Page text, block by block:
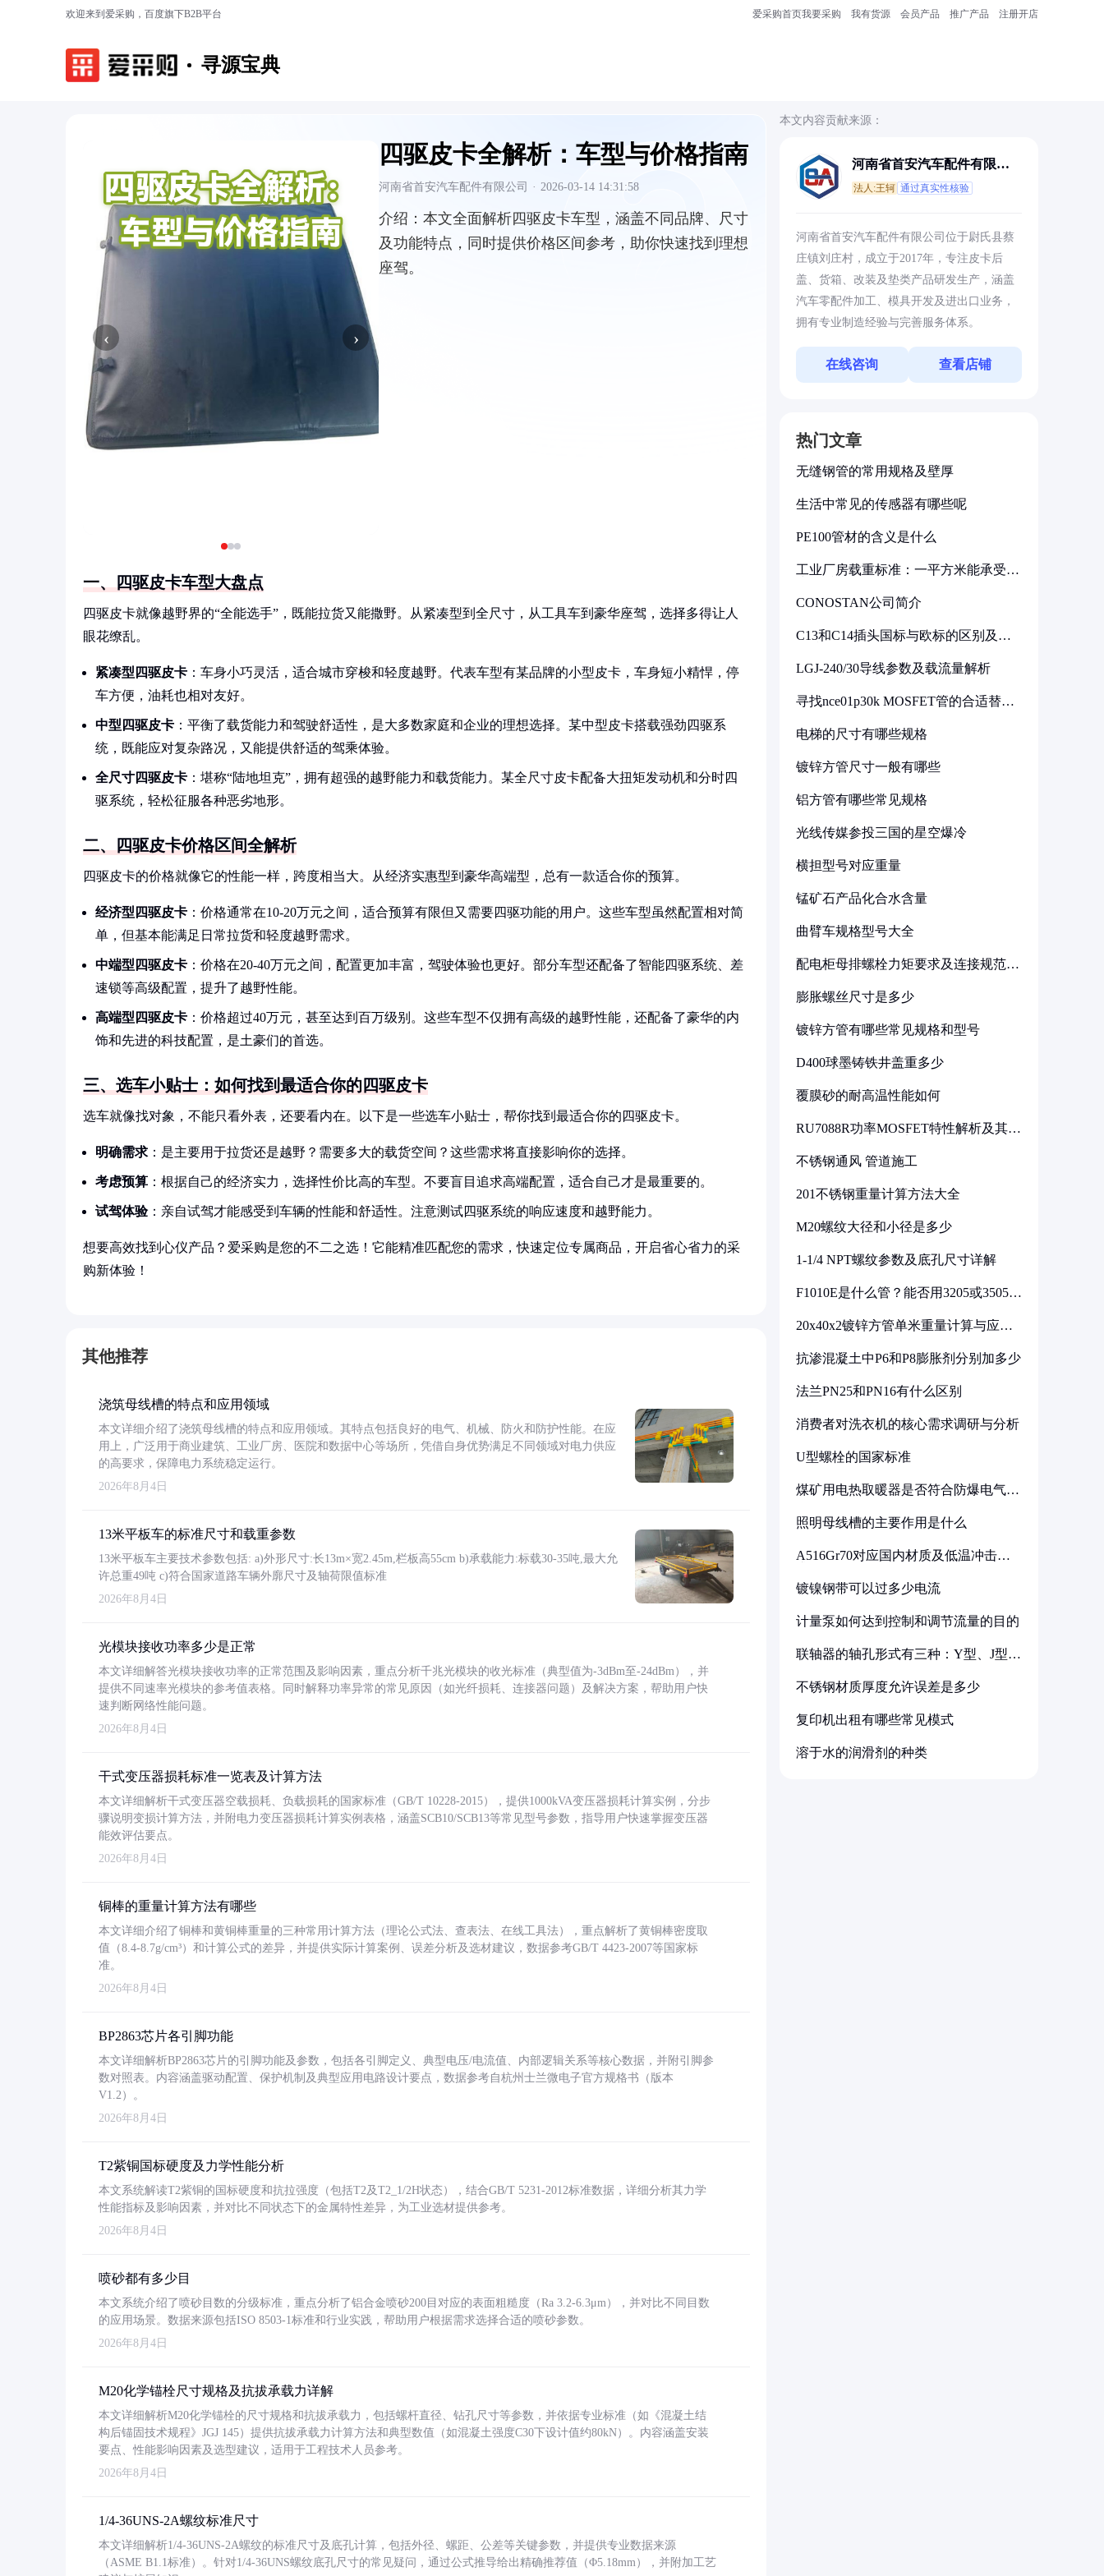
欢迎来到爱采购，百度旗下B2B平台 爱采购首页我要采购 我有货源 会员产品 推广产品 注册开店
寻源宝典
‹ ›
四驱皮卡全解析：车型与价格指南
河南省首安汽车配件有限公司 · 2026-03-14 14:31:58
介绍： 本文全面解析四驱皮卡车型，涵盖不同品牌、尺寸
及功能特点，同时提供价格区间参考，助你快速找到理想
座驾。
一、四驱皮卡车型大盘点
四驱皮卡就像越野界的“全能选手”，既能拉货又能撒野。从紧凑型到全尺寸，从工具车到豪华座驾，选择多得让人
眼花缭乱。
紧凑型四驱皮卡 ：车身小巧灵活，适合城市穿梭和轻度越野。代表车型有某品牌的小型皮卡，车身短小精悍，停
车方便，油耗也相对友好。
中型四驱皮卡 ：平衡了载货能力和驾驶舒适性，是大多数家庭和企业的理想选择。某中型皮卡搭载强劲四驱系
统，既能应对复杂路况，又能提供舒适的驾乘体验。
全尺寸四驱皮卡 ：堪称“陆地坦克”，拥有超强的越野能力和载货能力。某全尺寸皮卡配备大扭矩发动机和分时四
驱系统，轻松征服各种恶劣地形。
二、四驱皮卡价格区间全解析
四驱皮卡的价格就像它的性能一样，跨度相当大。从经济实惠型到豪华高端型，总有一款适合你的预算。
经济型四驱皮卡 ：价格通常在10-20万元之间，适合预算有限但又需要四驱功能的用户。这些车型虽然配置相对简
单，但基本能满足日常拉货和轻度越野需求。
中端型四驱皮卡 ：价格在20-40万元之间，配置更加丰富，驾驶体验也更好。部分车型还配备了智能四驱系统、差
速锁等高级配置，提升了越野性能。
高端型四驱皮卡 ：价格超过40万元，甚至达到百万级别。这些车型不仅拥有高级的越野性能，还配备了豪华的内
饰和先进的科技配置，是土豪们的首选。
三、选车小贴士：如何找到最适合你的四驱皮卡
选车就像找对象，不能只看外表，还要看内在。以下是一些选车小贴士，帮你找到最适合你的四驱皮卡。
明确需求 ：是主要用于拉货还是越野？需要多大的载货空间？这些需求将直接影响你的选择。
考虑预算 ：根据自己的经济实力，选择性价比高的车型。不要盲目追求高端配置，适合自己才是最重要的。
试驾体验：亲自试驾才能感受到车辆的性能和舒适性。注意测试四驱系统的响应速度和越野能力。
想要高效找到心仪产品？爱采购是您的不二之选！它能精准匹配您的需求，快速定位专属商品，开启省心省力的采
购新体验！
其他推荐
浇筑母线槽的特点和应用领域
本文详细介绍了浇筑母线槽的特点和应用领域。其特点包括良好的电气、机械、防火和防护性能。在应
用上，广泛用于商业建筑、工业厂房、医院和数据中心等场所，凭借自身优势满足不同领域对电力供应
的高要求，保障电力系统稳定运行。
2026年8月4日
13米平板车的标准尺寸和载重参数
13米平板车主要技术参数包括: a)外形尺寸:长13m×宽2.45m,栏板高55cm b)承载能力:标载30-35吨,最大允
许总重49吨 c)符合国家道路车辆外廓尺寸及轴荷限值标准
2026年8月4日
光模块接收功率多少是正常
本文详细解答光模块接收功率的正常范围及影响因素，重点分析千兆光模块的收光标准（典型值为-3dBm至-24dBm），并
提供不同速率光模块的参考值表格。同时解释功率异常的常见原因（如光纤损耗、连接器问题）及解决方案，帮助用户快
速判断网络性能问题。
2026年8月4日
干式变压器损耗标准一览表及计算方法
本文详细解析干式变压器空载损耗、负载损耗的国家标准（GB/T 10228-2015），提供1000kVA变压器损耗计算实例，分步
骤说明变损计算方法，并附电力变压器损耗计算实例表格，涵盖SCB10/SCB13等常见型号参数，指导用户快速掌握变压器
能效评估要点。
2026年8月4日
铜棒的重量计算方法有哪些
本文详细介绍了铜棒和黄铜棒重量的三种常用计算方法（理论公式法、查表法、在线工具法），重点解析了黄铜棒密度取
值（8.4-8.7g/cm³）和计算公式的差异，并提供实际计算案例、误差分析及选材建议，数据参考GB/T 4423-2007等国家标
准。
2026年8月4日
BP2863芯片各引脚功能
本文详细解析BP2863芯片的引脚功能及参数，包括各引脚定义、典型电压/电流值、内部逻辑关系等核心数据，并附引脚参
数对照表。内容涵盖驱动配置、保护机制及典型应用电路设计要点，数据参考自杭州士兰微电子官方规格书（版本
V1.2）。
2026年8月4日
T2紫铜国标硬度及力学性能分析
本文系统解读T2紫铜的国标硬度和抗拉强度（包括T2及T2_1/2H状态），结合GB/T 5231-2012标准数据，详细分析其力学
性能指标及影响因素，并对比不同状态下的金属特性差异，为工业选材提供参考。
2026年8月4日
喷砂都有多少目
本文系统介绍了喷砂目数的分级标准，重点分析了铝合金喷砂200目对应的表面粗糙度（Ra 3.2-6.3μm），并对比不同目数
的应用场景。数据来源包括ISO 8503-1标准和行业实践，帮助用户根据需求选择合适的喷砂参数。
2026年8月4日
M20化学锚栓尺寸规格及抗拔承载力详解
本文详细解析M20化学锚栓的尺寸规格和抗拔承载力，包括螺杆直径、钻孔尺寸等参数，并依据专业标准（如《混凝土结
构后锚固技术规程》JGJ 145）提供抗拔承载力计算方法和典型数值（如混凝土强度C30下设计值约80kN）。内容涵盖安装
要点、性能影响因素及选型建议，适用于工程技术人员参考。
2026年8月4日
1/4-36UNS-2A螺纹标准尺寸
本文详细解析1/4-36UNS-2A螺纹的标准尺寸及底孔计算，包括外径、螺距、公差等关键参数，并提供专业数据来源
（ASME B1.1标准）。针对1/4-36UNS螺纹底孔尺寸的常见疑问，通过公式推导给出精确推荐值（Φ5.18mm），并附加工艺
本文内容贡献来源：
河南省首安汽车配件有限公
法人:王轲 通过真实性核验
河南省首安汽车配件有限公司位于尉氏县蔡
庄镇刘庄村，成立于2017年，专注皮卡后
盖、货箱、改装及垫类产品研发生产，涵盖
汽车零配件加工、模具开发及进出口业务，
拥有专业制造经验与完善服务体系。
在线咨询 查看店铺
热门文章
无缝钢管的常用规格及壁厚
生活中常见的传感器有哪些呢
PE100管材的含义是什么
工业厂房载重标准：一平方米能承受多
CONOSTAN公司简介
C13和C14插头国标与欧标的区别及其
LGJ-240/30导线参数及载流量解析
寻找nce01p30k MOSFET管的合适替代
电梯的尺寸有哪些规格
镀锌方管尺寸一般有哪些
铝方管有哪些常见规格
光线传媒参投三国的星空爆冷
横担型号对应重量
锰矿石产品化合水含量
曲臂车规格型号大全
配电柜母排螺栓力矩要求及连接规范详
膨胀螺丝尺寸是多少
镀锌方管有哪些常见规格和型号
D400球墨铸铁井盖重多少
覆膜砂的耐高温性能如何
RU7088R功率MOSFET特性解析及其在
不锈钢通风 管道施工
201不锈钢重量计算方法大全
M20螺纹大径和小径是多少
1-1/4 NPT螺纹参数及底孔尺寸详解
F1010E是什么管？能否用3205或3505代
20x40x2镀锌方管单米重量计算与应用
抗渗混凝土中P6和P8膨胀剂分别加多少
法兰PN25和PN16有什么区别
消费者对洗衣机的核心需求调研与分析
U型螺栓的国家标准
煤矿用电热取暖器是否符合防爆电气设
照明母线槽的主要作用是什么
A516Gr70对应国内材质及低温冲击要
镀镍钢带可以过多少电流
计量泵如何达到控制和调节流量的目的
联轴器的轴孔形式有三种：Y型、J型、
不锈钢材质厚度允许误差是多少
复印机出租有哪些常见模式
溶于水的润滑剂的种类